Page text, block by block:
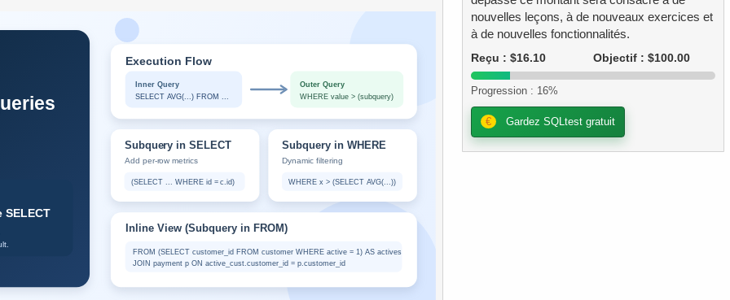
nouvelles leçons, à de nouveaux exercices et
à de nouvelles fonctionnalités.
Reçu : $16.10
Objectif : $100.00
Progression : 16%
€ Gardez SQLtest gratuit